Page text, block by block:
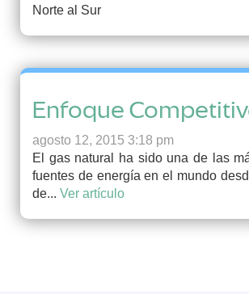
Norte al Sur
Enfoque
agosto 12, 2015 3:18 pm
El gas natural ha sido una de las
fuentes de energía en el mundo
de... Ver artículo